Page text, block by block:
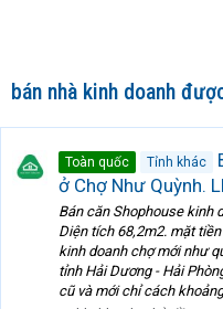
bán nhà kinh doanh
Toàn quốc Tỉnh khác
ở Chợ Như Quỳnh.
Bán căn Shophouse kinh
Diện tích 68,2m2. mặt
kinh doanh chợ mới như
tỉnh Hải Dương - Hải
cũ và mới chỉ cách